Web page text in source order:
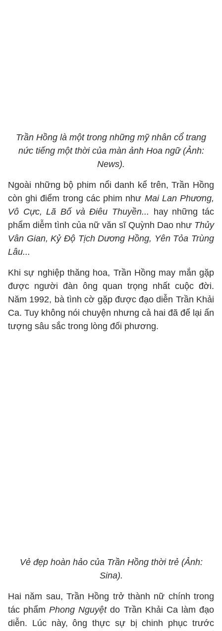
Trần Hồng là một trong những mỹ nhân cổ trang
nức tiếng một thời của màn ảnh Hoa ngữ (Ảnh:
News).
Ngoài những bộ phim nổi danh kể trên, Trần Hồng
còn ghi điểm trong các phim như Mai Lan Phương,
Vô Cực, Lã Bố và Điêu Thuyền... hay những tác
phẩm diễm tình của nữ văn sĩ Quỳnh Dao như Thủy
Vân Gian, Kỷ Độ Tịch Dương Hồng, Yên Tỏa Trùng
Lâu...
Khi sự nghiệp thăng hoa, Trần Hồng may mắn gặp
được người đàn ông quan trọng nhất cuộc đời.
Năm 1992, bà tình cờ gặp được đạo diễn Trần Khải
Ca. Tuy không nói chuyện nhưng cả hai đã để lại ấn
tượng sâu sắc trong lòng đối phương.
Vẻ đẹp hoàn hảo của Trần Hồng thời trẻ (Ảnh:
Sina).
Hai năm sau, Trần Hồng trở thành nữ chính trong
tác phẩmPhong Nguyệtdo Trần Khải Ca làm đạo
diễn. Lúc này, ông thực sự bị chinh phục trước